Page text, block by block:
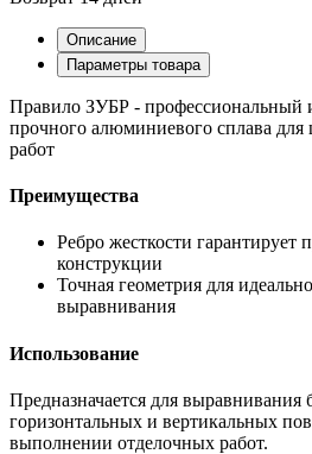
Описание
Параметры товара
Правило ЗУБР - профессиональный
прочного алюминиевого сплава
работ
Преимущества
Ребро жесткости гарантирует
конструкции
Точная геометрия для
выравнивания
Использование
Предназначается для
горизонтальных и вертикальных
выполнении отделочных работ.